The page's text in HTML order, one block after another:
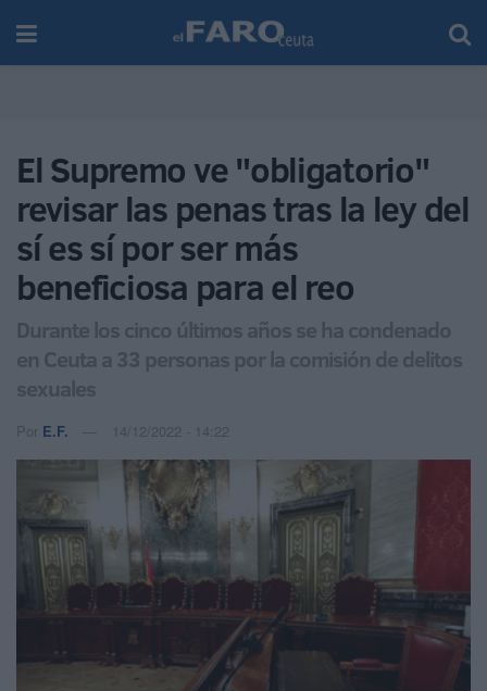
El Supremo ve "obligatorio"
revisar las penas tras la ley del
sí es sí por ser más
beneficiosa para el reo
Durante los cinco últimos años se ha condenado
en Ceuta a 33 personas por la comisión de delitos
sexuales
Por E.F. 14/12/2022 - 14:22